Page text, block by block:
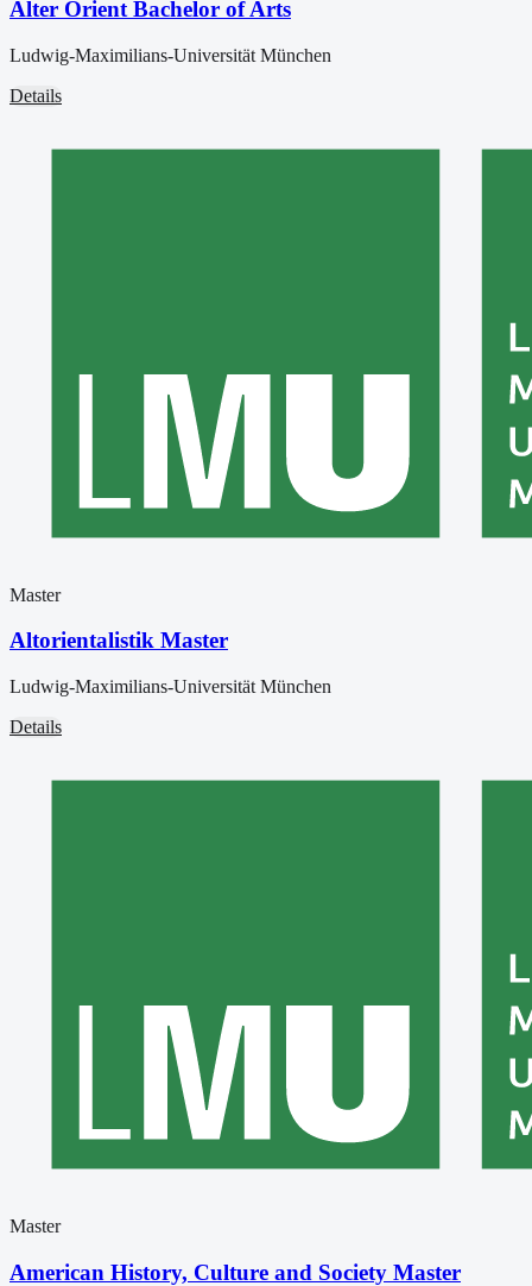
Alter Orient Bachelor of Arts
Ludwig-Maximilians-Universität München
Details
Master
Altorientalistik Master
Ludwig-Maximilians-Universität München
Details
Master
American History, Culture and Society Master